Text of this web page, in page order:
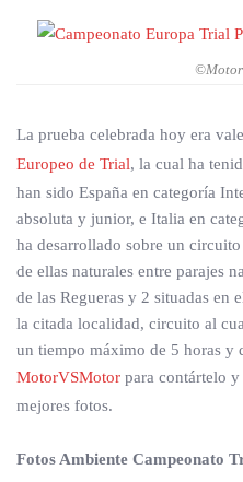
La prueba celebrada hoy era
Europeo de Trial, la cual ha
han sido España en categoría
absoluta y junior, e Italia en
ha desarrollado sobre un
de ellas naturales entre parajes
de las Regueras y 2 situadas en
la citada localidad, circuito al
un tiempo máximo de 5 horas y
MotorVSMotor para contártelo
mejores fotos.
Fotos Ambiente Campeonato